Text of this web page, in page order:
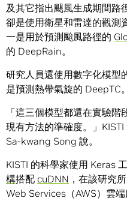
及其它指出颶風生成期間路
卻是使用衛星和雷達的觀測
一是用於預測颱風路徑的
的 DeepRain。
研究人員還使用數字化模型
是預測熱帶氣旋的 DeepTC。
「這三個模型都還在實驗
現有方法的準確度。」
Sa-kwang Song 說。
KISTI 的科學家使用 Keras
構搭配 cuDNN ，在該研究
Web Services（AWS）雲端